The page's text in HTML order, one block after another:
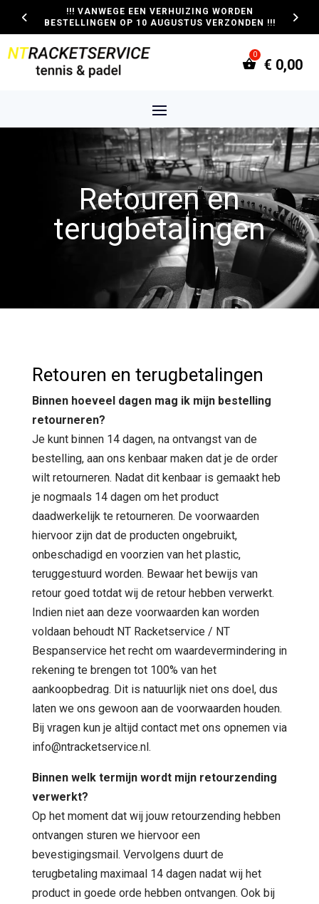
!!! VANWEGE EEN VERHUIZING WORDEN
BESTELLINGEN OP 10 AUGUSTUS VERZONDEN !!!
€ 0,00
Retouren en
terugbetalingen
Retouren en terugbetalingen
Binnen hoeveel dagen mag ik mijn bestelling
retourneren?
Je kunt binnen 14 dagen, na ontvangst van de
bestelling, aan ons kenbaar maken dat je de order
wilt retourneren. Nadat dit kenbaar is gemaakt heb
je nogmaals 14 dagen om het product
daadwerkelijk te retourneren. De voorwaarden
hiervoor zijn dat de producten ongebruikt,
onbeschadigd en voorzien van het plastic,
teruggestuurd worden. Bewaar het bewijs van
retour goed totdat wij de retour hebben verwerkt.
Indien niet aan deze voorwaarden kan worden
voldaan behoudt NT Racketservice / NT
Bespanservice het recht om waardevermindering in
rekening te brengen tot 100% van het
aankoopbedrag. Dit is natuurlijk niet ons doel, dus
laten we ons gewoon aan de voorwaarden houden.
Bij vragen kun je altijd contact met ons opnemen via
info@ntracketservice.nl.
Binnen welk termijn wordt mijn retourzending
verwerkt?
Op het moment dat wij jouw retourzending hebben
ontvangen sturen we hiervoor een
bevestigingsmail. Vervolgens duurt de
terugbetaling maximaal 14 dagen nadat wij het
product in goede orde hebben ontvangen. Ook bij